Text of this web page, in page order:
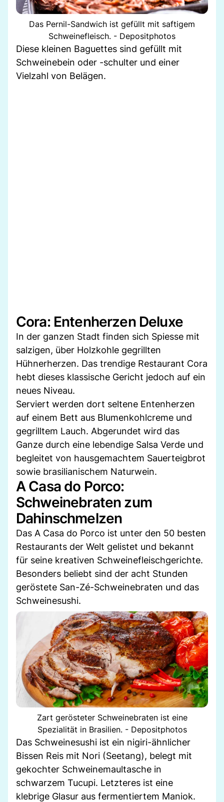
Das Pernil-Sandwich ist gefüllt mit saftigem
Schweinefleisch. - Depositphotos
Diese kleinen Baguettes sind gefüllt mit
Schweinebein oder -schulter und einer
Vielzahl von Belägen.
Cora: Entenherzen Deluxe
In der ganzen Stadt finden sich Spiesse mit
salzigen, über Holzkohle gegrillten
Hühnerherzen. Das trendige Restaurant Cora
hebt dieses klassische Gericht jedoch auf ein
neues Niveau.
Serviert werden dort seltene Entenherzen
auf einem Bett aus Blumenkohlcreme und
gegrilltem Lauch. Abgerundet wird das
Ganze durch eine lebendige Salsa Verde und
begleitet von hausgemachtem Sauerteigbrot
sowie brasilianischem Naturwein.
A Casa do Porco:
Schweinebraten zum
Dahinschmelzen
Das A Casa do Porco ist unter den 50 besten
Restaurants der Welt gelistet und bekannt
für seine kreativen Schweinefleischgerichte.
Besonders beliebt sind der acht Stunden
geröstete San-Zé-Schweinebraten und das
Schweinesushi.
Zart gerösteter Schweinebraten ist eine
Spezialität in Brasilien. - Depositphotos
Das Schweinesushi ist ein nigiri-ähnlicher
Bissen Reis mit Nori (Seetang), belegt mit
gekochter Schweinemaultasche in
schwarzem Tucupi. Letzteres ist eine
klebrige Glasur aus fermentiertem Maniok.